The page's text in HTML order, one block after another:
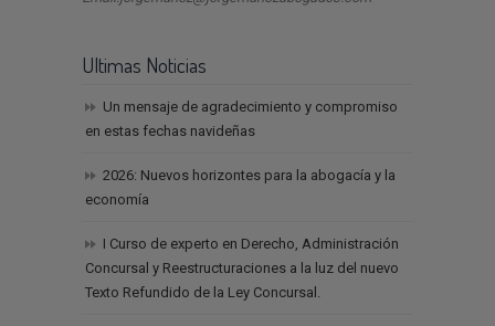
Ultimas Noticias
Un mensaje de agradecimiento y compromiso
en estas fechas navideñas
2026: Nuevos horizontes para la abogacía y la
economía
I Curso de experto en Derecho, Administración
Concursal y Reestructuraciones a la luz del nuevo
Texto Refundido de la Ley Concursal.